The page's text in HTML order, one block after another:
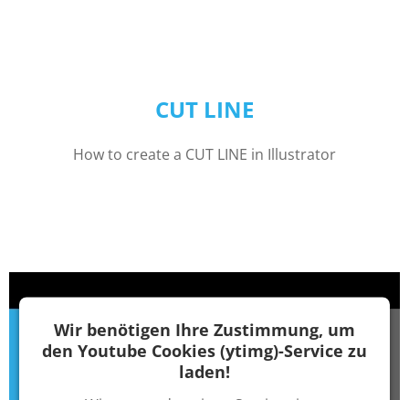
CUT LINE
How to create a CUT LINE in Illustrator
Wir benötigen Ihre Zustimmung, um
den Youtube Cookies (ytimg)-Service zu
laden!